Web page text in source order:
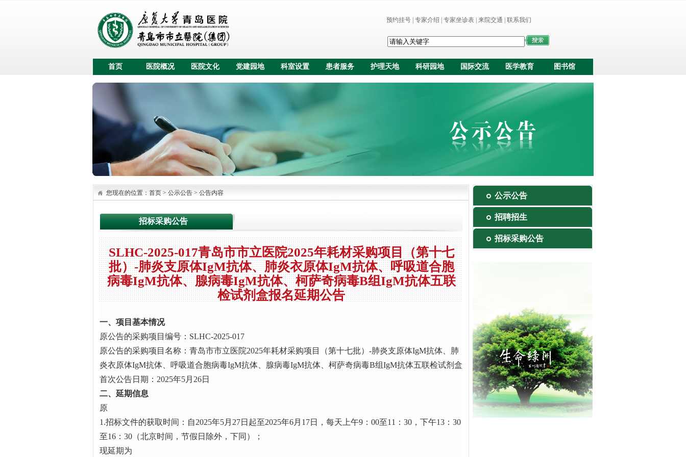
预约挂号 专家介绍 专家坐诊表 来院交通 联系我们
首页 医院概况 医院文化 党建园地 科室设置 患者服务 护理天地 科研园地 国际交流 医学教育 图书馆
您现在的位置： 首页 > 公示公告 > 公告内容
招标采购公告
SLHC-2025-017青岛市市立医院2025年耗材采购项目（第十七
批）-肺炎支原体IgM抗体、肺炎衣原体IgM抗体、呼吸道合胞
病毒IgM抗体、腺病毒IgM抗体、柯萨奇病毒B组IgM抗体五联
检试剂盒报名延期公告
一、项目基本情况
原公告的采购项目编号：SLHC-2025-017
原公告的采购项目名称：青岛市市立医院2025年耗材采购项目（第十七批）-肺炎支原体IgM抗体、肺
炎衣原体IgM抗体、呼吸道合胞病毒IgM抗体、腺病毒IgM抗体、柯萨奇病毒B组IgM抗体五联检试剂盒
首次公告日期：2025年5月26日
二、延期信息
原
1.招标文件的获取时间：自2025年5月27日起至2025年6月17日，每天上午9：00至11：30，下午13：30
至16：30（北京时间，节假日除外，下同）；
现延期为
公示公告
招聘招生
招标采购公告